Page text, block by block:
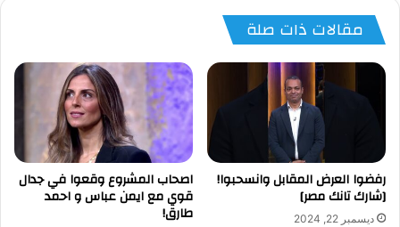
مقالات ذات صلة
رفضوا العرض المقابل وانسحبوا!
[شارك تانك مصر]
ديسمبر 22, 2024
اصحاب المشروع وقعوا في جدال
قوي مع ايمن عباس و احمد
طارق!